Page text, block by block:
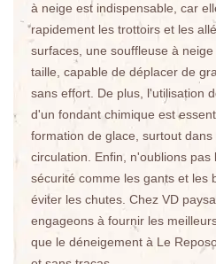
à neige est indispensable, car
rapidement les trottoirs et les
surfaces, une souffleuse à
taille, capable de déplacer de
sans effort. De plus, l'utilisation
d'un fondant chimique est
formation de glace, surtout
circulation. Enfin, n'oublions pas
sécurité comme les gants et les
éviter les chutes. Chez VD
engageons à fournir les
que le déneigement à Le